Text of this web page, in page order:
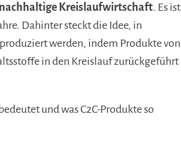
nachhaltige Kreislaufwirtschaft. Es ist
Dahinter steckt die Idee, in
werden, indem Produkte von
in den Kreislauf zurückgeführt
und was C2C-Produkte so